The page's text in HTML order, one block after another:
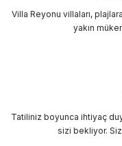
Villa Reyonu villaları,
yakın
Tatiliniz boyunca ihtiyaç
sizi bekliyor.